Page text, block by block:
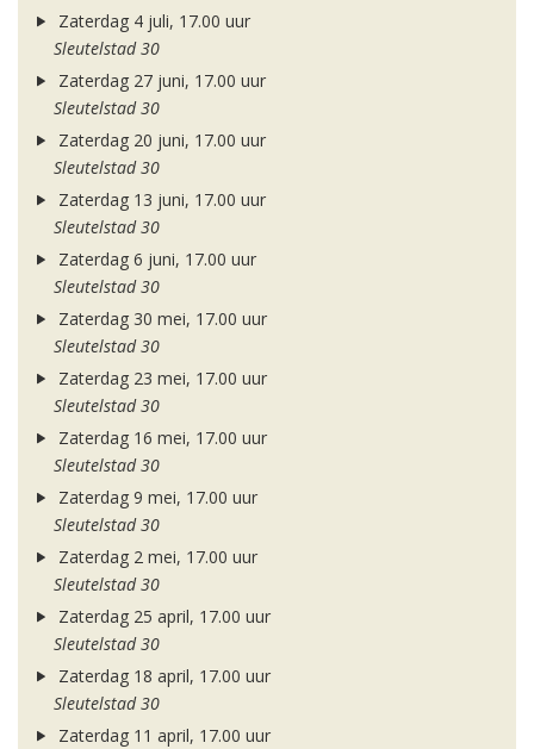
Zaterdag 4 juli, 17.00 uur
Sleutelstad 30
Zaterdag 27 juni, 17.00 uur
Sleutelstad 30
Zaterdag 20 juni, 17.00 uur
Sleutelstad 30
Zaterdag 13 juni, 17.00 uur
Sleutelstad 30
Zaterdag 6 juni, 17.00 uur
Sleutelstad 30
Zaterdag 30 mei, 17.00 uur
Sleutelstad 30
Zaterdag 23 mei, 17.00 uur
Sleutelstad 30
Zaterdag 16 mei, 17.00 uur
Sleutelstad 30
Zaterdag 9 mei, 17.00 uur
Sleutelstad 30
Zaterdag 2 mei, 17.00 uur
Sleutelstad 30
Zaterdag 25 april, 17.00 uur
Sleutelstad 30
Zaterdag 18 april, 17.00 uur
Sleutelstad 30
Zaterdag 11 april, 17.00 uur